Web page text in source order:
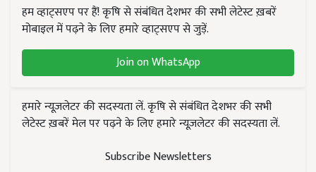
हम व्हाट्सएप पर हैं! कृषि से संबंधित देशभर की सभी लेटेस्ट ख़बरें
मोबाइल में पढ़ने के लिए हमारे व्हाट्सएप से जुड़ें.
Join on WhatsApp
हमारे न्यूज़लेटर की सदस्यता लें. कृषि से संबंधित देशभर की सभी
लेटेस्ट ख़बरें मेल पर पढ़ने के लिए हमारे न्यूज़लेटर की सदस्यता लें.
Subscribe Newsletters